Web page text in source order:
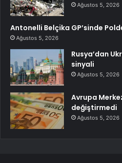
Ağustos 5, 2026
Antonelli Belçika GP’sinde
Ağustos 5, 2026
Rusya’dan
sinyali
Ağustos 5, 2026
Avrupa
değiştirmedi
Ağustos 5, 2026